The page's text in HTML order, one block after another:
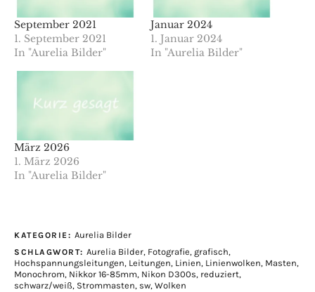
September 2021
1. September 2021
In "Aurelia Bilder"
Januar 2024
1. Januar 2024
In "Aurelia Bilder"
März 2026
1. März 2026
In "Aurelia Bilder"
KATEGORIE: Aurelia Bilder
SCHLAGWORT: Aurelia Bilder, Fotografie, grafisch,
Hochspannungsleitungen, Leitungen, Linien, Linienwolken, Masten,
Monochrom, Nikkor 16-85mm, Nikon D300s, reduziert,
schwarz/weiß, Strommasten, sw, Wolken